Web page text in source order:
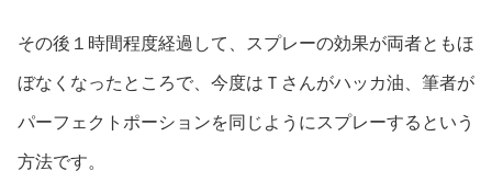
その後１時間程度経過して、スプレーの効果が両者ともほ
ぼなくなったところで、今度はＴさんがハッカ油、筆者が
パーフェクトポーションを同じようにスプレーするという
方法です。